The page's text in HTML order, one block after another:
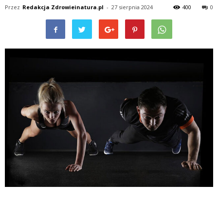
Przez Redakcja Zdrowieinatura.pl - 27 sierpnia 2024 0
400